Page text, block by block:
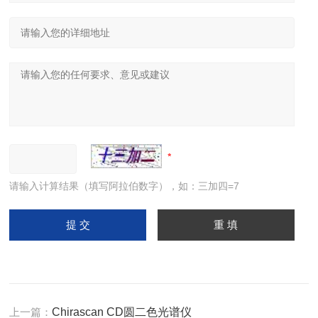
请输入计算结果（填写阿拉伯数字），如：三加四=7
上一篇：Chirascan CD圆二色光谱仪